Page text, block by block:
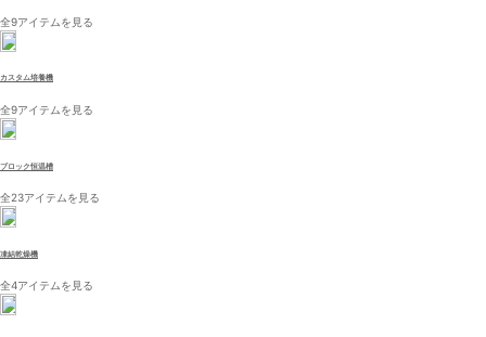
全9アイテムを見る
カスタム培養機
全9アイテムを見る
ブロック恒温槽
全23アイテムを見る
凍結乾燥機
全4アイテムを見る